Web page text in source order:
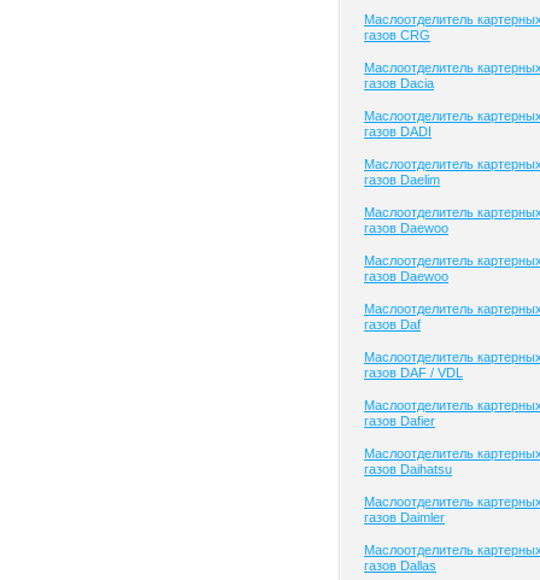
Маслоотделитель
газов CRG
Маслоотделитель
газов Dacia
Маслоотделитель
газов DADI
Маслоотделитель
газов Daelim
Маслоотделитель
газов Daewoo
Маслоотделитель
газов Daewoo
Маслоотделитель
газов Daf
Маслоотделитель
газов DAF / VDL
Маслоотделитель
газов Dafier
Маслоотделитель
газов Daihatsu
Маслоотделитель
газов Daimler
Маслоотделитель
газов Dallas